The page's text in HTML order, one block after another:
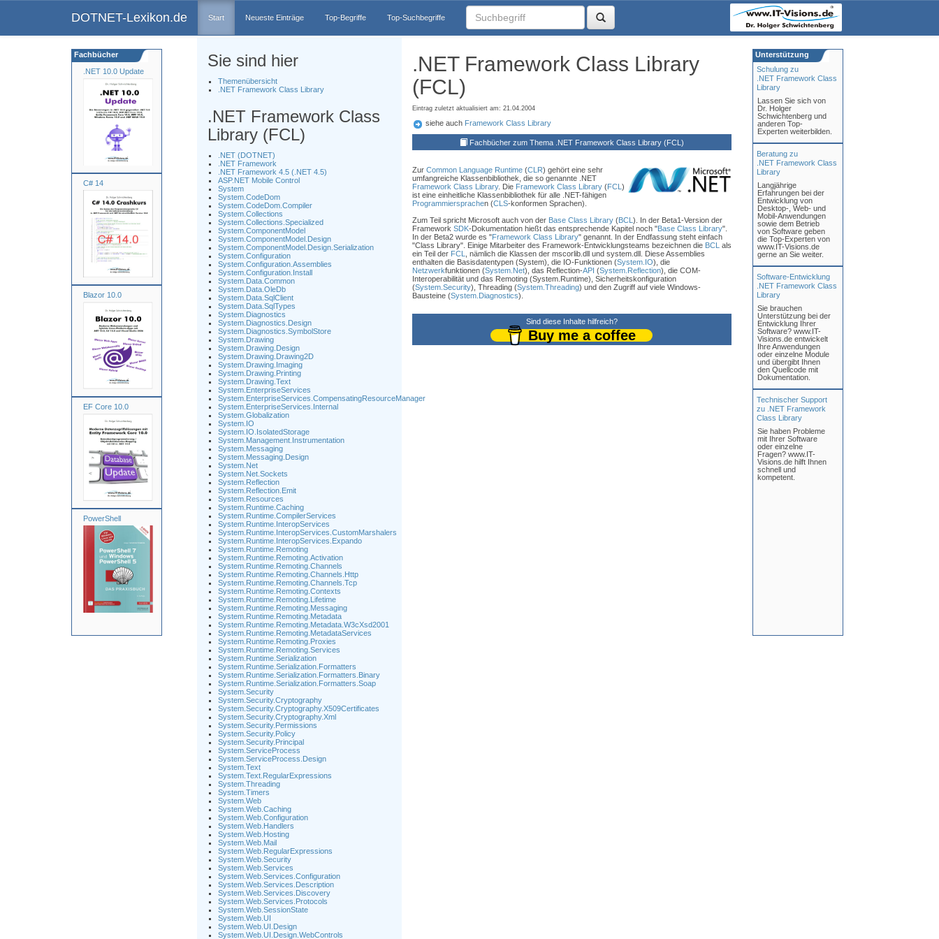
DOTNET-Lexikon.de Start Neueste Einträge Top-Begriffe Top-Suchbegriffe
.NET 10.0 Update
C# 14
Blazor 10.0
EF Core 10.0
PowerShell
Fachbücher Sie sind hier
Themenübersicht
.NET Framework Class Library
.NET Framework Class
Library (FCL)
.NET (DOTNET)
.NET Framework
.NET Framework 4.5 (.NET 4.5)
ASP.NET Mobile Control
System
System.CodeDom
System.CodeDom.Compiler
System.Collections
System.Collections.Specialized
System.ComponentModel
System.ComponentModel.Design
System.ComponentModel.Design.Serialization
System.Configuration
System.Configuration.Assemblies
System.Configuration.Install
System.Data.Common
System.Data.OleDb
System.Data.SqlClient
System.Data.SqlTypes
System.Diagnostics
System.Diagnostics.Design
System.Diagnostics.SymbolStore
System.Drawing
System.Drawing.Design
System.Drawing.Drawing2D
System.Drawing.Imaging
System.Drawing.Printing
System.Drawing.Text
System.EnterpriseServices
System.EnterpriseServices.CompensatingResourceManager
System.EnterpriseServices.Internal
System.Globalization
System.IO
System.IO.IsolatedStorage
System.Management.Instrumentation
System.Messaging
System.Messaging.Design
System.Net
System.Net.Sockets
System.Reflection
System.Reflection.Emit
System.Resources
System.Runtime.Caching
System.Runtime.CompilerServices
System.Runtime.InteropServices
System.Runtime.InteropServices.CustomMarshalers
System.Runtime.InteropServices.Expando
System.Runtime.Remoting
System.Runtime.Remoting.Activation
System.Runtime.Remoting.Channels
System.Runtime.Remoting.Channels.Http
System.Runtime.Remoting.Channels.Tcp
System.Runtime.Remoting.Contexts
System.Runtime.Remoting.Lifetime
System.Runtime.Remoting.Messaging
System.Runtime.Remoting.Metadata
System.Runtime.Remoting.Metadata.W3cXsd2001
System.Runtime.Remoting.MetadataServices
System.Runtime.Remoting.Proxies
System.Runtime.Remoting.Services
System.Runtime.Serialization
System.Runtime.Serialization.Formatters
System.Runtime.Serialization.Formatters.Binary
System.Runtime.Serialization.Formatters.Soap
System.Security
System.Security.Cryptography
System.Security.Cryptography.X509Certificates
System.Security.Cryptography.Xml
System.Security.Permissions
System.Security.Policy
System.Security.Principal
System.ServiceProcess
System.ServiceProcess.Design
System.Text
System.Text.RegularExpressions
System.Threading
System.Timers
System.Web
System.Web.Caching
System.Web.Configuration
System.Web.Handlers
System.Web.Hosting
System.Web.Mail
System.Web.RegularExpressions
System.Web.Security
System.Web.Services
System.Web.Services.Configuration
System.Web.Services.Description
System.Web.Services.Discovery
System.Web.Services.Protocols
System.Web.SessionState
System.Web.UI
System.Web.UI.Design
System.Web.UI.Design.WebControls
.NET Framework Class Library
(FCL)
Eintrag zuletzt aktualisiert am: 21.04.2004
siehe auch Framework Class Library
Fachbücher zum Thema .NET Framework Class Library (FCL)
Zur Common Language Runtime(CLR) gehört eine sehr
umfangreiche Klassenbibliothek, die so genannte .NET
Framework Class Library. Die Framework Class Library(FCL )
ist eine einheitliche Klassenbibliothek für alle .NET-fähigen
Programmiersprachen (CLS-konformen Sprachen).
Zum Teil spricht Microsoft auch von der Base Class Library(BCL ). In der Beta1-Version der
Framework SDK-Dokumentation hießt das entsprechende Kapitel noch "Base Class Library".
In der Beta2 wurde es "Framework Class Library" genannt. In der Endfassung steht einfach
"Class Library". Einige Mitarbeiter des Framework-Entwicklungsteams bezeichnen die BCL als
ein Teil der FCL
, nämlich die Klassen der mscorlib.dll und system.dll. Diese Assemblies
enthalten die Basisdatentypen (System), die IO-Funktionen (System.IO), die
Netzwerkfunktionen (System.Net), das Reflection-API (System.Reflection), die COM-
Interoperabilität und das Remoting (System.Runtime), Sicherheitskonfiguration
(System.Security), Threading (System.Threading) und den Zugriff auf viele Windows-
Bausteine (System.Diagnostics).
Sind diese Inhalte hilfreich?
Buy me a coffee
Schulung zu
.NET Framework Class
Library
Lassen Sie sich von
Dr. Holger
Schwichtenberg und
anderen Top-
Experten weiterbilden.
Beratung zu
.NET Framework Class
Library
Langjährige
Erfahrungen bei der
Entwicklung von
Desktop-, Web- und
Mobil-Anwendungen
sowie dem Betrieb
von Software geben
die Top-Experten von
www.IT-Visions.de
gerne an Sie weiter.
Software-Entwicklung
.NET Framework Class
Library
Sie brauchen
Unterstützung bei der
Entwicklung Ihrer
Software? www.IT-
Visions.de entwickelt
Ihre Anwendungen
oder einzelne Module
und übergibt Ihnen
den Quellcode mit
Dokumentation.
Technischer Support
zu .NET Framework
Class Library
Sie haben Probleme
mit Ihrer Software
oder einzelne
Fragen? www.IT-
Visions.de hilft Ihnen
schnell und
kompetent.
Unterstützung